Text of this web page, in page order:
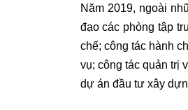
Năm 2019, ngoài
đạo các phòng tập
chế; công tác hành
vụ; công tác quản trị
dự án đầu tư xây